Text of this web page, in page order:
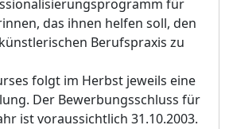
für
das ihnen helfen soll, den
Berufspraxis zu
folgt im Herbst jeweils eine
Der Bewerbungsschluss für
ist voraussichtlich 31.10.2003.